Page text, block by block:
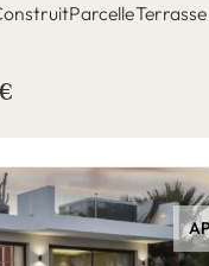
ParcelleTerrasse